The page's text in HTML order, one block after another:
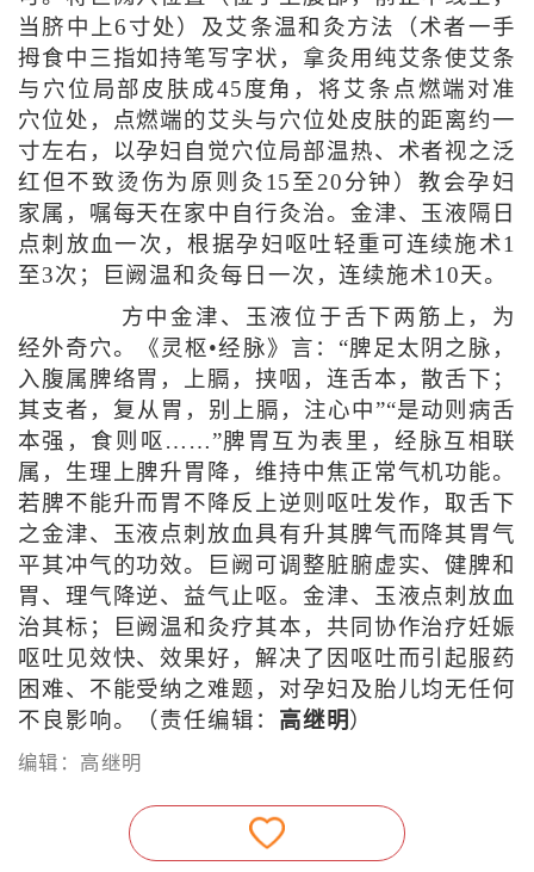
当脐中上6寸处）及艾条温和灸方法（术者一手
拇食中三指如持笔写字状，拿灸用纯艾条使艾条
与穴位局部皮肤成45度角，将艾条点燃端对准
穴位处，点燃端的艾头与穴位处皮肤的距离约一
寸左右，以孕妇自觉穴位局部温热、术者视之泛
红但不致烫伤为原则灸15至20分钟）教会孕妇
家属，嘱每天在家中自行灸治。金津、玉液隔日
点刺放血一次，根据孕妇呕吐轻重可连续施术1
至3次；巨阙温和灸每日一次，连续施术10天。
方中金津、玉液位于舌下两筋上，为
经外奇穴。《灵枢•经脉》言：“脾足太阴之脉，
入腹属脾络胃，上膈，挟咽，连舌本，散舌下；
其支者，复从胃，别上膈，注心中”“是动则病舌
本强，食则呕……”脾胃互为表里，经脉互相联
属，生理上脾升胃降，维持中焦正常气机功能。
若脾不能升而胃不降反上逆则呕吐发作，取舌下
之金津、玉液点刺放血具有升其脾气而降其胃气
平其冲气的功效。巨阙可调整脏腑虚实、健脾和
胃、理气降逆、益气止呕。金津、玉液点刺放血
治其标；巨阙温和灸疗其本，共同协作治疗妊娠
呕吐见效快、效果好，解决了因呕吐而引起服药
困难、不能受纳之难题，对孕妇及胎儿均无任何
不良影响。（责任编辑： 高继明 ）
编辑：高继明